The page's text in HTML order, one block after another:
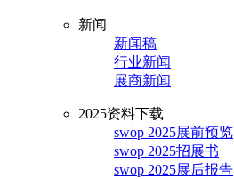
新闻
新闻稿
行业新闻
展商新闻
2025资料下载
swop 2025展前预览
swop 2025招展书
swop 2025展后报告